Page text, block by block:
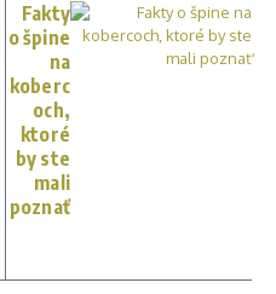
Fakty
o špine
na
koberc
och,
ktoré
by ste
mali
poznať